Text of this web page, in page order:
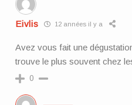
Eivlis 12 années il y a
Avez vous fait une
trouve le plus souvent chez
0